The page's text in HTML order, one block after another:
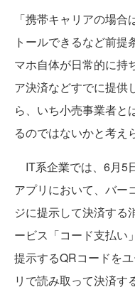
「携帯キャリアの場
トールできるなど前
マホ自体が日常的に持
ア決済などすでに提供
ら、いち小売事業者と
るのではないかと考え
IT系企業では、6月5
アプリにおいて、バー
ジに提示して決済する
ービス「コード支払い
提示するQRコードを
リで読み取って決済す